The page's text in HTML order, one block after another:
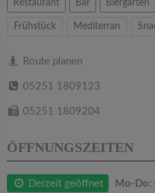
Restaurant Bar Biergarten
Frühstück Mediterran
Route planen
05251 1809123
05251 1809204
ÖFFNUNGSZEITEN
Derzeit geöffnet Mo-Do:
a
t
i